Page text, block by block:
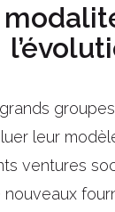
leur
ventures